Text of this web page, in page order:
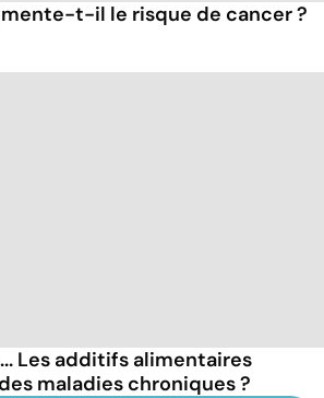
t-il le risque de cancer ?
Les additifs alimentaires
maladies chroniques ?